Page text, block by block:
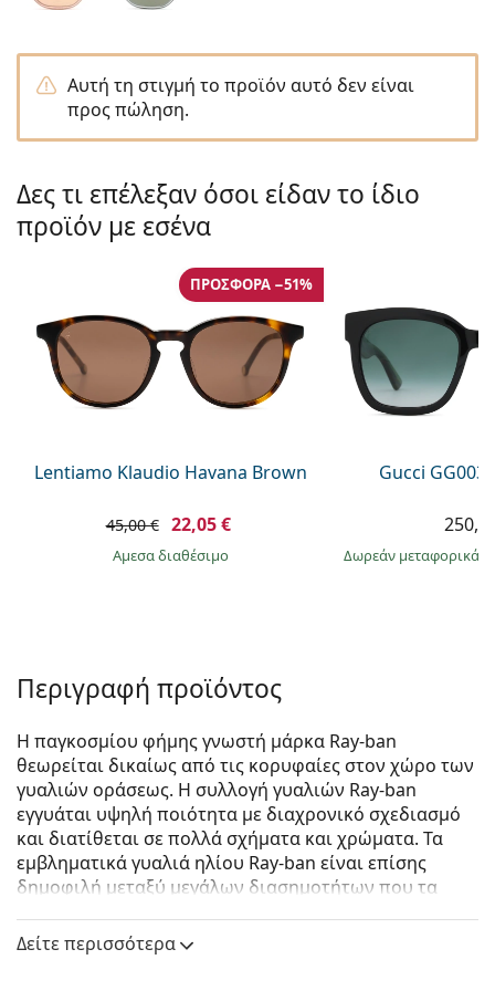
Persol
Prada
Όλες οι μάρκες
Όλα τα υγρά φακών
Αυτή τη στιγμή το προϊόν αυτό δεν είναι
προς πώληση.
Δες τι επέλεξαν όσοι είδαν το ίδιο
προϊόν με εσένα
Lentiamo Klaudio Havana Brown
ΠΡΟΣΦΟΡΆ −51%
45,00 € 22,05 €
άμεσα διαθέσιμο
Gucci
Δωρεάν μεταφορικά
Περιγραφή προϊόντος
Η παγκοσμίου φήμης γνωστή μάρκα Ray-ban
θεωρείται δικαίως από τις κορυφαίες στον χώρο των
γυαλιών οράσεως. Η συλλογή γυαλιών Ray-ban
εγγυάται υψηλή ποιότητα με διαχρονικό σχεδιασμό
και διατίθεται σε πολλά σχήματα και χρώματα. Τα
εμβληματικά γυαλιά ηλίου Ray-ban είναι επίσης
δημοφιλή μεταξύ μεγάλων διασημοτήτων που τα
Ray-Ban The Marshal II RB3648M 9069A5 52
Δείτε περισσότερα